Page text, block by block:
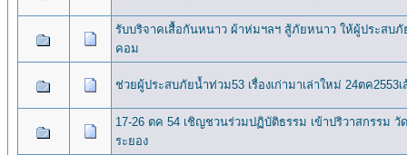
รับบริจาคเสื้อกันหนาว ผ้าห่มฯลฯ สู้ภัยหนาว ให้ผู้ประสบ
คอม
ช่วยผู้ประสบภัยน้ำท่วม53 เรื่องเก่ามาเล่าใหม่ 24ตค2553
17-26 ตค 54 เชิญชวนร่วมปฏิบัติธรรม เข้าปริวาสกรรม
ระยอง